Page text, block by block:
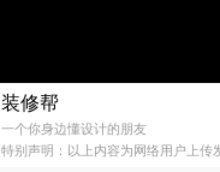
装修帮
一个你身边懂设计的朋友
特别声明：以上内容为网络用户上传